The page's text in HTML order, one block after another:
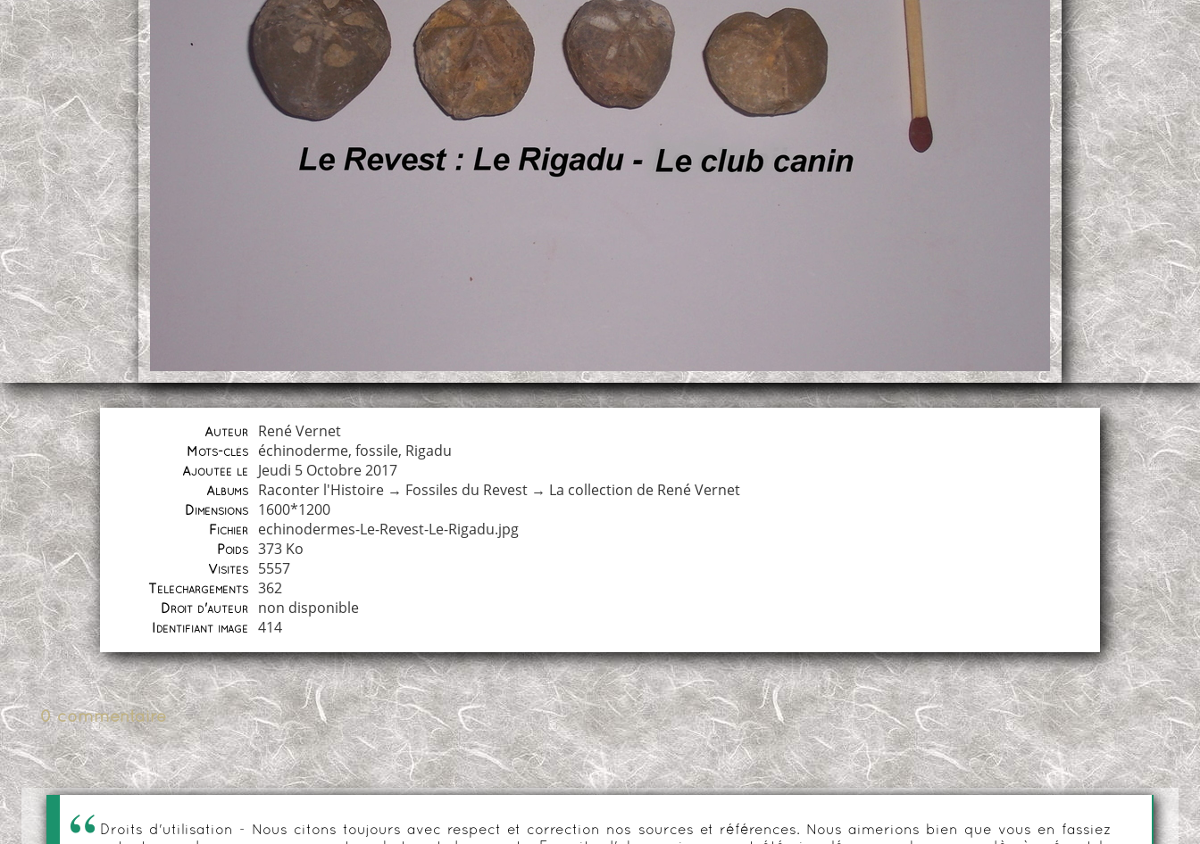
Auteur René Vernet
Mots-clés échinoderme, fossile, Rigadu
Ajoutée le Jeudi 5 Octobre 2017
Albums Raconter l'Histoire → Fossiles du Revest → La collection de René Vernet
Dimensions 1600*1200
Fichier echinodermes-Le-Revest-Le-Rigadu.jpg
Poids 373 Ko
Visites 5557
Téléchargements 362
Droit d'auteur non disponible
Identifiant image 414
0 commentaire
Droits d'utilisation - Nous citons toujours avec respect et correction nos sources et références. Nous aimerions bien que vous en fassiez